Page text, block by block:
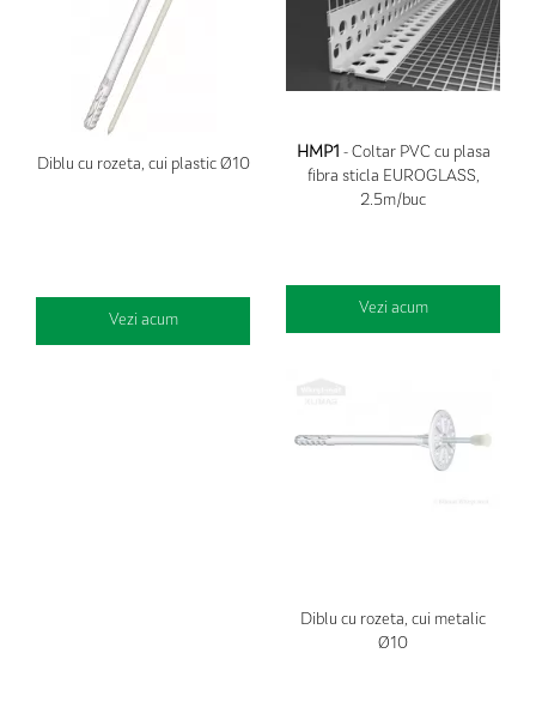
Diblu cu rozeta, cui plastic Ø10
Vezi acum
HMP1 - Coltar PVC cu plasa
fibra sticla EUROGLASS,
2.5m/buc
Vezi acum
Diblu cu rozeta, cui metalic
Ø10